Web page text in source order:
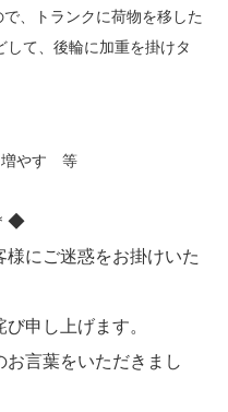
、トランクに荷物を移した
して、後輪に加重を掛けタ
増やす 等
◆
にご迷惑をお掛けいた
申し上げます。
言葉をいただきまし